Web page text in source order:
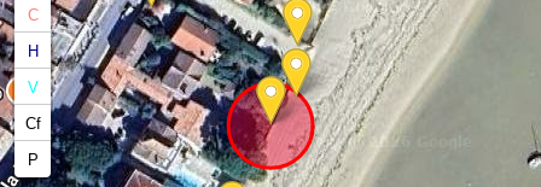
C
H
V
Cf
P